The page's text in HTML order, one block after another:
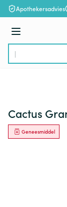
Ga naar de
Apothekersadvies
Menu
Product, merk,
Cactus
Geneesmiddel